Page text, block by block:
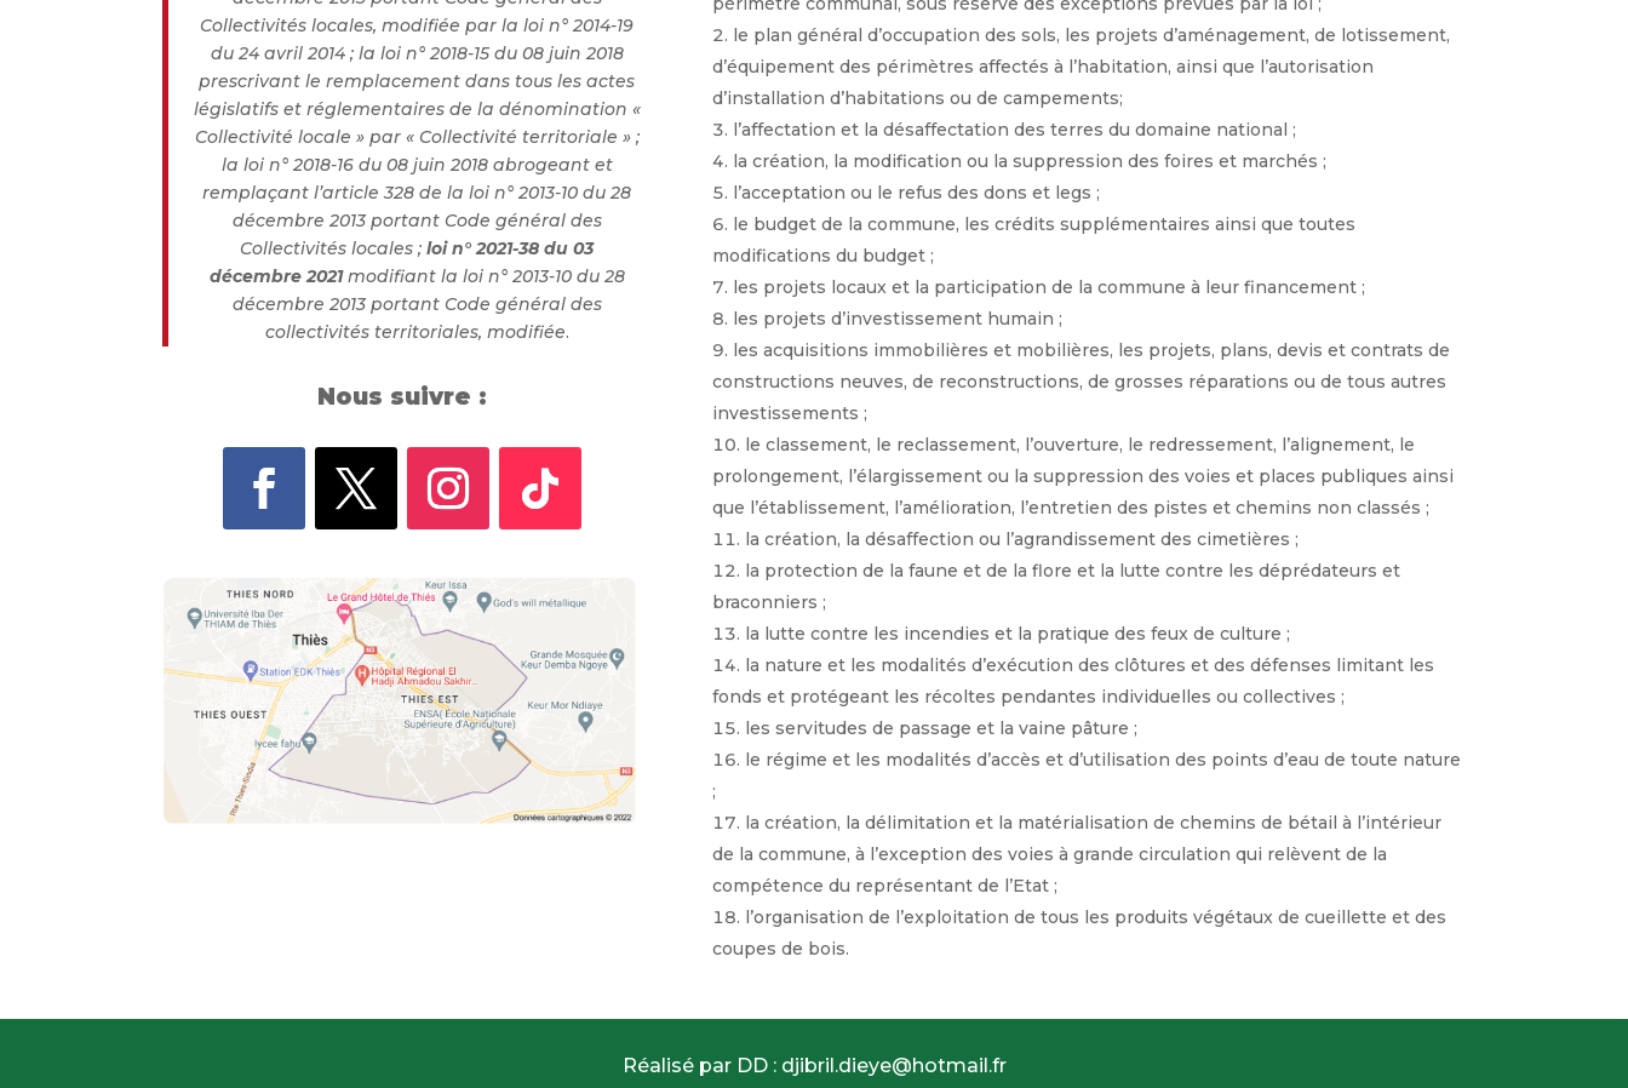
Collectivités locales, modifiée par la loi n° 2014-19
du 24 avril 2014 ; la loi n° 2018-15 du 08 juin 2018
prescrivant le remplacement dans tous les actes
législatifs et réglementaires de la dénomination «
Collectivité locale » par « Collectivité territoriale » ;
la loi n° 2018-16 du 08 juin 2018 abrogeant et
remplaçant l’article 328 de la loi n° 2013-10 du 28
décembre 2013 portant Code général des
Collectivités locales ;loi n° 2021-38 du 03
décembre 2021modifiant la loi n° 2013-10 du 28
décembre 2013 portant Code général des
collectivités territoriales, modifiée.
Nous suivre :
le plan général d’occupation des sols, les projets d’aménagement, de lotissement,
d’équipement des périmètres affectés à l’habitation, ainsi que l’autorisation
d’installation d’habitations ou de campements;
l’affectation et la désaffectation des terres du domaine national ;
la création, la modification ou la suppression des foires et marchés ;
l’acceptation ou le refus des dons et legs ;
le budget de la commune, les crédits supplémentaires ainsi que toutes
modifications du budget ;
les projets locaux et la participation de la commune à leur financement ;
les projets d’investissement humain ;
les acquisitions immobilières et mobilières, les projets, plans, devis et contrats de
constructions neuves, de reconstructions, de grosses réparations ou de tous autres
investissements ;
le classement, le reclassement, l’ouverture, le redressement, l’alignement, le
prolongement, l’élargissement ou la suppression des voies et places publiques ainsi
que l’établissement, l’amélioration, l’entretien des pistes et chemins non classés ;
la création, la désaffection ou l’agrandissement des cimetières ;
la protection de la faune et de la flore et la lutte contre les déprédateurs et
braconniers ;
la lutte contre les incendies et la pratique des feux de culture ;
la nature et les modalités d’exécution des clôtures et des défenses limitant les
fonds et protégeant les récoltes pendantes individuelles ou collectives ;
les servitudes de passage et la vaine pâture ;
le régime et les modalités d’accès et d’utilisation des points d’eau de toute nature
;
la création, la délimitation et la matérialisation de chemins de bétail à l’intérieur
de la commune, à l’exception des voies à grande circulation qui relèvent de la
compétence du représentant de l’Etat ;
l’organisation de l’exploitation de tous les produits végétaux de cueillette et des
coupes de bois.
Réalisé par DD : djibril.dieye@hotmail.fr